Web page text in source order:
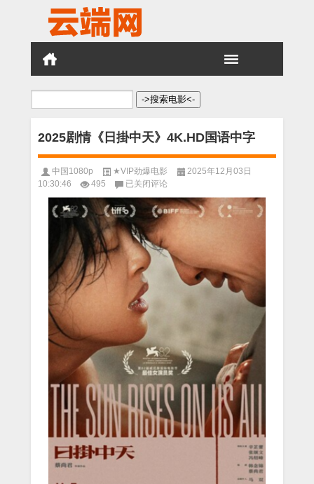
搜
2025剧情《日掛中天》4K.HD国语中字
中国1080p ★VIP劲爆电影
2025年12月03日
10:30:46
495
2025
剧
情
《日
掛
中
天》
4K.HD
中
已关闭评论